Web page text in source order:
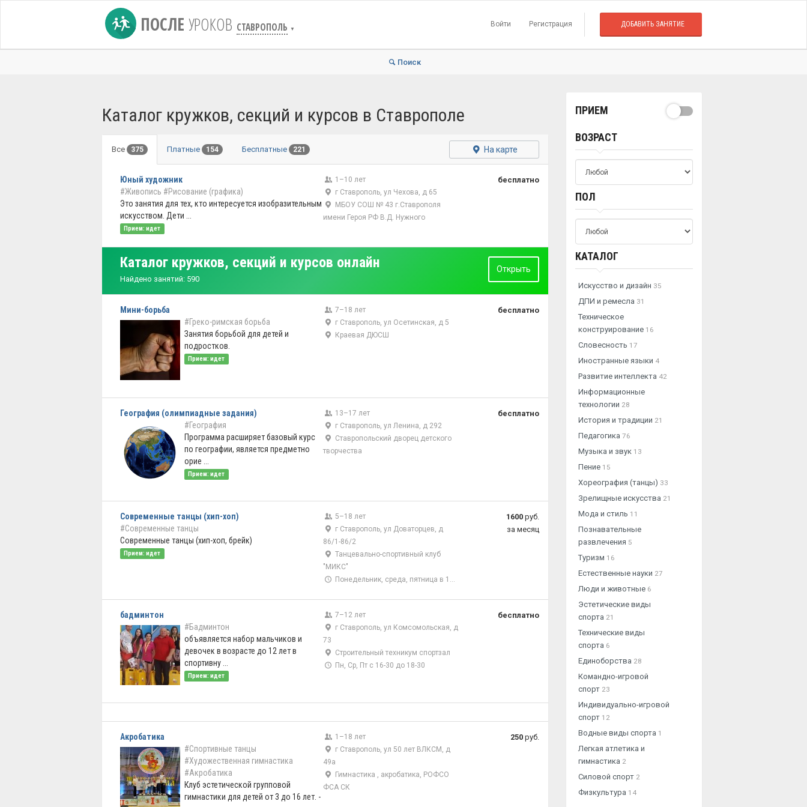
ПОСЛЕ УРОКОВ СТАВРОПОЛЬ ▼
Войти Регистрация ДОБАВИТЬ ЗАНЯТИЕ
Поиск
Каталог кружков, секций и курсов в Ставрополе
Все 375 Платные 154 Бесплатные 221 На карте
Юный художник
#Живопись #Рисование (графика)
Это занятия для тех, кто интересуется изобразительным
искусством. Дети ...
Прием: идет
1–10 лет
г Ставрополь, ул Чехова, д 65
МБОУ СОШ № 43 г.Ставрополя
имени Героя РФ В.Д. Нужного
бесплатно
Каталог кружков, секций и курсов онлайн
Найдено занятий: 590
Открыть
Мини-борьба
#Греко-римская борьба
Занятия борьбой для детей и
подростков.
Прием: идет
7–18 лет
г Ставрополь, ул Осетинская, д 5
Краевая ДЮСШ
бесплатно
География (олимпиадные задания)
#География
Программа расширяет базовый курс
по географии, является предметно
орие ...
Прием: идет
13–17 лет
г Ставрополь, ул Ленина, д 292
Ставропольский дворец детского
творчества
бесплатно
Современные танцы (хип-хоп)
#Современные танцы
Современные танцы (хип-хоп, брейк)
Прием: идет
5–18 лет
г Ставрополь, ул Доваторцев, д
86/1-86/2
Танцевально-спортивный клуб
"МИКС"
Понедельник, среда, пятница в 18-00
1600руб.
за месяц
бадминтон
#Бадминтон
объявляется набор мальчиков и
девочек в возрасте до 12 лет в
спортивну ...
Прием: идет
7–12 лет
г Ставрополь, ул Комсомольская, д
73
Строительный техникум спортзал
Пн, Ср, Пт с 16-30 до 18-30
бесплатно
Акробатика
#Спортивные танцы
#Художественная гимнастика
#Акробатика
Клуб эстетической групповой
гимнастики для детей от 3 до 16 лет. -
1–18 лет
г Ставрополь, ул 50 лет ВЛКСМ, д
49а
Гимнастика , акробатика, РОФСО
ФСА СК
250руб.
ПРИЕМ
ВОЗРАСТ
ПОЛ
КАТАЛОГ
Искусство и дизайн 35
ДПИ и ремесла 31
Техническое
конструирование 16
Словесность 17
Иностранные языки 4
Развитие интеллекта 42
Информационные
технологии 28
История и традиции 21
Педагогика 76
Музыка и звук 13
Пение 15
Хореография (танцы) 33
Зрелищные искусства 21
Мода и стиль 11
Познавательные
развлечения 5
Туризм 16
Естественные науки 27
Люди и животные 6
Эстетические виды
спорта 21
Технические виды
спорта 6
Единоборства 28
Командно-игровой
спорт 23
Индивидуально-игровой
спорт 12
Водные виды спорта 1
Легкая атлетика и
гимнастика 2
Силовой спорт 2
Физкультура 14